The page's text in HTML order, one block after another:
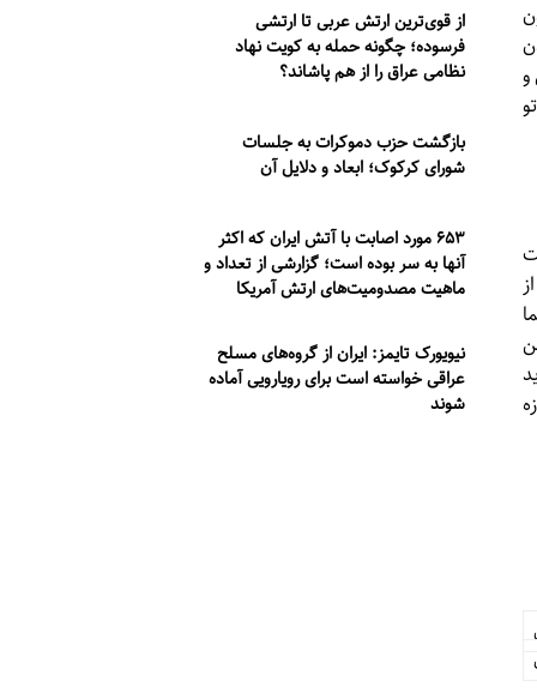
از قوی‌ترین ارتش عربی تا ارتشی
فرسوده؛ چگونه حمله به کویت نهاد
نظامی عراق را از هم پاشاند؟
بازگشت حزب دموکرات به جلسات
شورای کرکوک؛ ابعاد و دلایل آن
۶۵۳ مورد اصابت با آتش ایران که اکثر
آنها به سر بوده است؛ گزارشی از تعداد و
ماهیت مصدومیت‌های ارتش آمریکا
نیویورک تایمز: ایران از گروه‌های مسلح
عراقی خواسته است برای رویارویی آماده
شوند